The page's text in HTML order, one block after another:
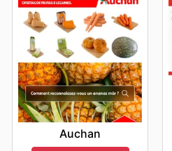
Auchan